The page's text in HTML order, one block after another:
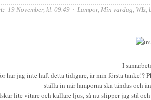
19 November, kl. 09.49 · Lampor, Min vardag, WIz,
I
har jag inte haft detta tidigare, är min första tanke!?
ställa in när lamporna ska tändas och
lite vitare och kallare ljus, så nu slipper jag stå